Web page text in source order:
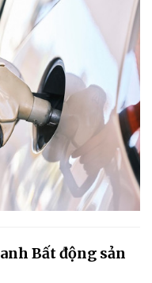
Bất động sản